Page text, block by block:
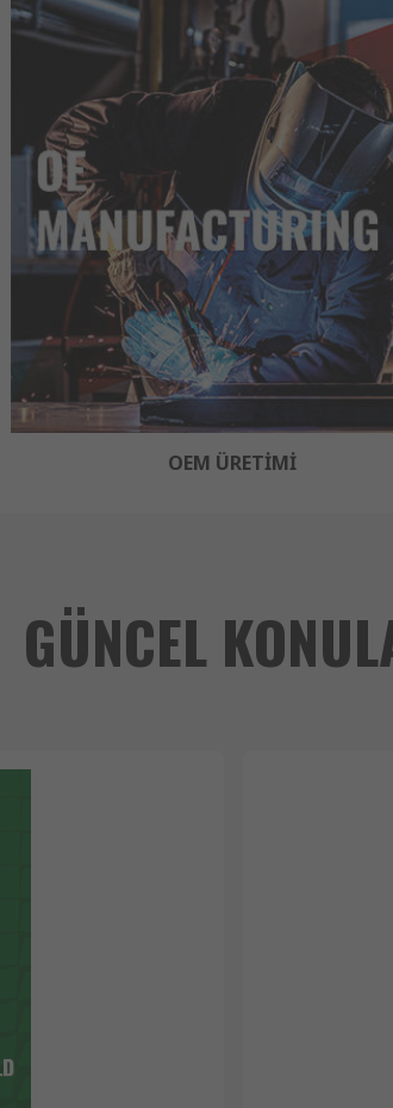
OEM ÜRETİMİ
GÜNCEL